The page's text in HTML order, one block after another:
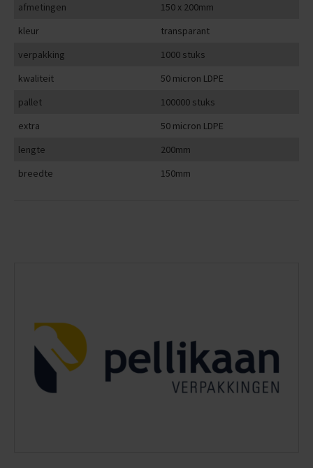
afmetingen
150 x 200mm
kleur
transparant
verpakking
1000 stuks
kwaliteit
50 micron LDPE
pallet
100000 stuks
extra
50 micron LDPE
lengte
200mm
breedte
150mm